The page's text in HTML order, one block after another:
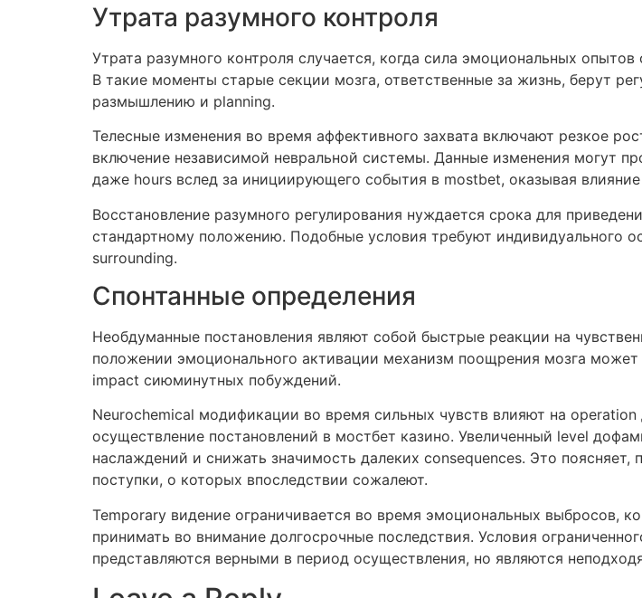
Утрата разумного контроля
Утрата разумного контроля случается, когда сила эмоциональных
В такие моменты старые секции мозга, ответственные за жизнь, берут
размышлению и planning.
Телесные изменения во время аффективного захвата включают резкое
включение независимой невральной системы. Данные изменения могут
даже hours вслед за инициирующего события в mostbet, оказывая
Восстановление разумного регулирования нуждается срока для
стандартному положению. Подобные условия требуют индивидуального
surrounding.
Спонтанные определения
Необдуманные постановления являют собой быстрые реакции на
положении эмоционального активации механизм поощрения мозга
impact сиюминутных побуждений.
Neurochemical модификации во время сильных чувств влияют на
осуществление постановлений в мостбет казино. Увеличенный level
наслаждений и снижать значимость далеких consequences. Это
поступки, о которых впоследствии сожалеют.
Temporary видение ограничивается во время эмоциональных выбросов,
принимать во внимание долгосрочные последствия. Условия
представляются верными в период осуществления, но являются